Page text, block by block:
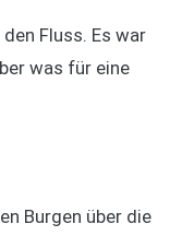
Fluss. Es war
was für eine
Burgen über die